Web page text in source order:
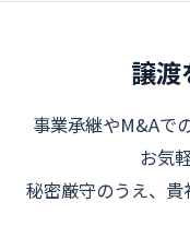
譲渡
事業承継やM&Aで
お気
秘密厳守のうえ、